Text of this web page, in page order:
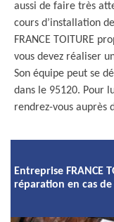
aussi de faire très
cours d’installation
FRANCE TOITURE
vous devez réaliser
Son équipe peut se
dans le 95120. Pour
rendrez-vous auprès
Entreprise FRANCE
réparation en cas